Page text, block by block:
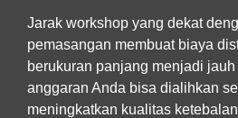
Jarak workshop yang dekat
pemasangan membuat biaya
berukuran panjang menjadi
anggaran Anda bisa dialihkan
meningkatkan kualitas